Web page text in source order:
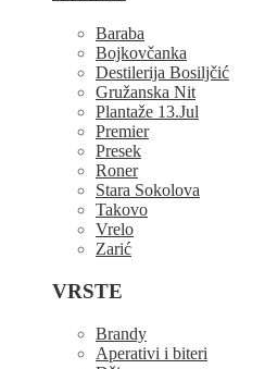
Baraba
Bojkovčanka
Destilerija Bosiljčić
Gružanska Nit
Plantaže 13.Jul
Premier
Presek
Roner
Stara Sokolova
Takovo
Vrelo
Zarić
VRSTE
Brandy
Aperativi i biteri